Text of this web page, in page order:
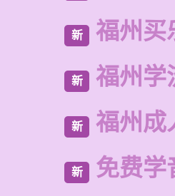
新 福州买
新 福州学
新 福州成
新 免费学